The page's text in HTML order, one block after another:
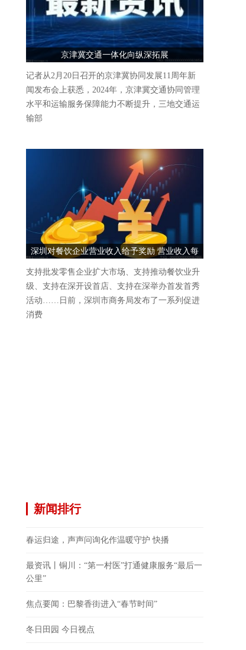
京津冀交通一体化向纵深拓展
记者从2月20日召开的京津冀协同发展11周年新
闻发布会上获悉，2024年，京津冀交通协同管理
水平和运输服务保障能力不断提升，三地交通运
输部
深圳对餐饮企业营业收入给予奖励 营业收入每
1000万元奖励5万元
支持批发零售企业扩大市场、支持推动餐饮业升
级、支持在深开设首店、支持在深举办首发首秀
活动……日前，深圳市商务局发布了一系列促进
消费
新闻排行
春运归途，声声问询化作温暖守护 快播
最资讯丨铜川：“第一村医”打通健康服务“最后一
公里”
焦点要闻：巴黎香街进入“春节时间”
冬日田园 今日视点